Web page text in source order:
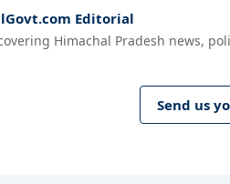
Editorial
Himachal Pradesh news,
Send us